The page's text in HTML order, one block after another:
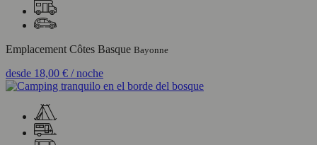
Emplacement Côtes Basque Bayonne
desde 18,00 € / noche